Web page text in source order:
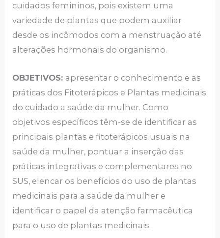
cuidados femininos, pois existem uma
variedade de plantas que podem auxiliar
desde os incômodos com a menstruação até
alterações hormonais do organismo.
OBJETIVOS: apresentar o conhecimento e as
práticas dos Fitoterápicos e Plantas medicinais
do cuidado a saúde da mulher. Como
objetivos específicos têm-se de identificar as
principais plantas e fitoterápicos usuais na
saúde da mulher, pontuar a inserção das
práticas integrativas e complementares no
SUS, elencar os benefícios do uso de plantas
medicinais para a saúde da mulher e
identificar o papel da atenção farmacêutica
para o uso de plantas medicinais.